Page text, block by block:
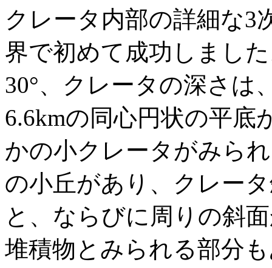
クレータ内部の詳細な3
界で初めて成功しまし
30°、クレータの深さは
6.6kmの同心円状の平底
かの小クレータがみら
の小丘があり、クレー
と、ならびに周りの斜
堆積物とみられる部分